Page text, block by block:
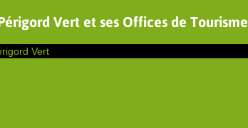
Vert et ses Offices de Tourisme